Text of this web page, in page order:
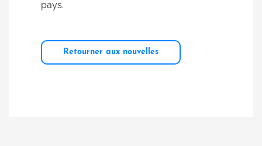
pays.
Retourner aux nouvelles